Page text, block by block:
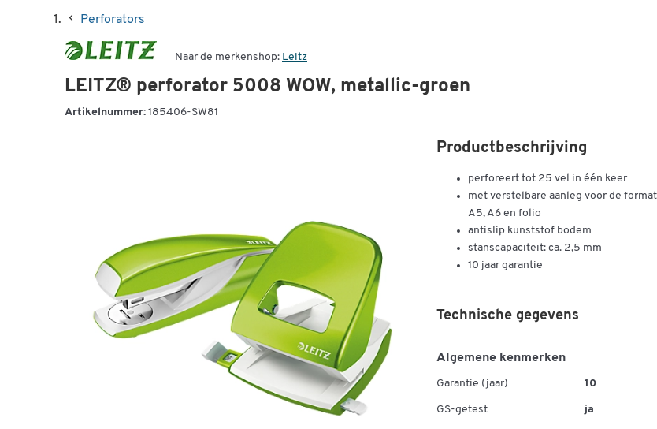
Perforators
Naar de merkenshop: Leitz
LEITZ® perforator 5008 WOW, metallic-groen
Artikelnummer: 185406-SW81
Productbeschrijving
perforeert tot 25 vel in één keer
met verstelbare aanleg voor de
A5, A6 en folio
antislip kunststof bodem
stanscapaciteit: ca. 2,5 mm
10 jaar garantie
Technische gegevens
Algemene kenmerken
Garantie (jaar) 10
GS-getest ja